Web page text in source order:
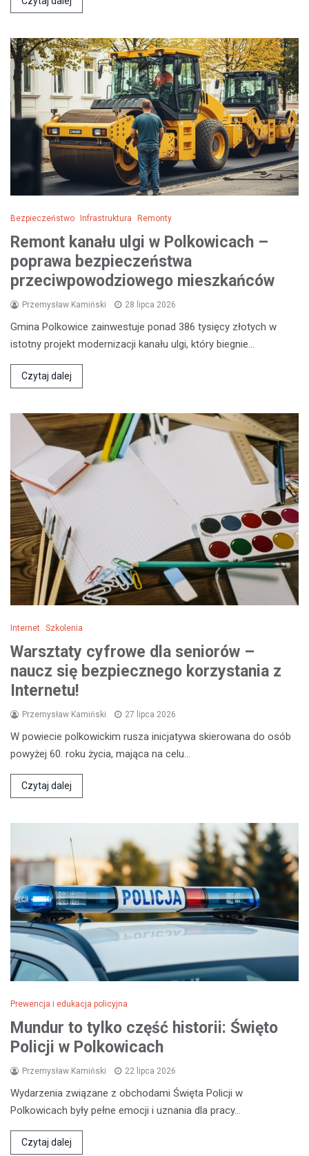
Bezpieczeństwo Infrastruktura Remonty
Remont kanału ulgi w Polkowicach –
poprawa bezpieczeństwa
przeciwpowodziowego mieszkańców
Przemysław Kamiński 28 lipca 2026
Gmina Polkowice zainwestuje ponad 386 tysięcy złotych w
istotny projekt modernizacji kanału ulgi, który biegnie…
Czytaj dalej
Internet Szkolenia
Warsztaty cyfrowe dla seniorów –
naucz się bezpiecznego korzystania z
Internetu!
Przemysław Kamiński 27 lipca 2026
W powiecie polkowickim rusza inicjatywa skierowana do osób
powyżej 60. roku życia, mająca na celu…
Czytaj dalej
Prewencja i edukacja policyjna
Mundur to tylko część historii: Święto
Policji w Polkowicach
Przemysław Kamiński 22 lipca 2026
Wydarzenia związane z obchodami Święta Policji w
Polkowicach były pełne emocji i uznania dla pracy…
Czytaj dalej